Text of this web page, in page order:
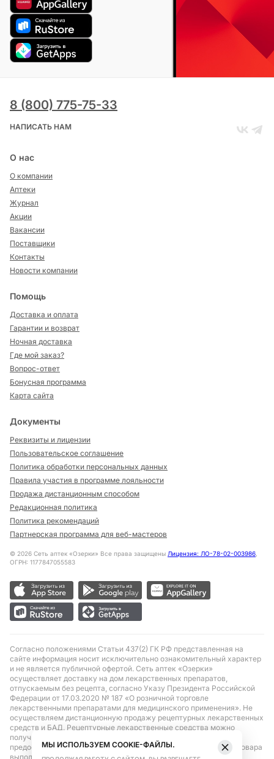
8 (800) 775-75-33
НАПИСАТЬ НАМ
О нас
О компании
Аптеки
Журнал
Акции
Вакансии
Поставщики
Контакты
Новости компании
Помощь
Доставка и оплата
Гарантии и возврат
Ночная доставка
Где мой заказ?
Вопрос-ответ
Бонусная программа
Карта сайта
Документы
Реквизиты и лицензии
Пользовательское соглашение
Политика обработки персональных данных
Правила участия в программе лояльности
Продажа дистанционным способом
Редакционная политика
Политика рекомендаций
Партнерская программа для веб-мастеров
© 2026 Сеть аптек «Озерки» Все права защищены Лицензия: ЛО-78-02-003986,
ОГРН: 1177847055583
Согласно положениями Статьи 437(2) ГК РФ представленная на
сайте информация носит исключительно ознакомительный характер
и не является публичной офертой. Сеть аптек «Озерки»
осуществляет доставку на дом лекарственных препаратов,
отпускаемым без рецепта, согласно Указу Президента Российской
Федерации от 17.03.2020 № 187 «О розничной торговле
лекарственными препаратами для медицинского применения». Не
осуществляем дистанционную продажу рецептурных лекарственных
средств и БАД. Рецептурные лекарственные средства можно
получить только при помощи самовывоза в аптеке при
предоставлении рецепта, выписанного врачом. Бронирование товара
выполняется при условиях последующего выкупа заказа в
МЫ ИСПОЛЬЗУЕМ COOKIE-ФАЙЛЫ.